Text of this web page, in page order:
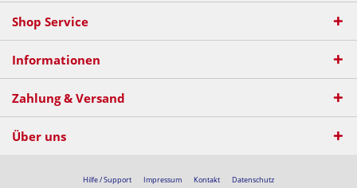
Shop Service
Informationen
Zahlung & Versand
Über uns
Hilfe / Support Impressum Kontakt
Datenschutz